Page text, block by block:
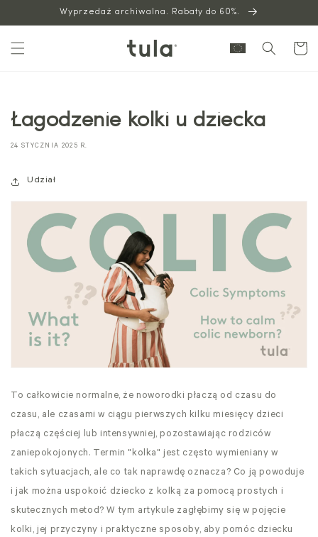
Wyprzedaż archiwalna. Rabaty do 60%.
Wózek
Łagodzenie kolki u dziecka
24 STYCZNIA 2025 R.
Udział
To całkowicie normalne, że noworodki płaczą od czasu do
czasu, ale czasami w ciągu pierwszych kilku miesięcy dzieci
płaczą częściej lub intensywniej, pozostawiając rodziców
zaniepokojonych. Termin "kolka" jest często wymieniany w
takich sytuacjach, ale co tak naprawdę oznacza? Co ją powoduje
i jak można uspokoić dziecko z kolką za pomocą prostych i
skutecznych metod? W tym artykule zagłębimy się w pojęcie
kolki, jej przyczyny i praktyczne sposoby, aby pomóc dziecku